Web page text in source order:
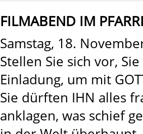
FILMABEND IM
Samstag, 18.
Stellen Sie sich vor,
Einladung, um mit
Sie dürften IHN alles
anklagen, was schief